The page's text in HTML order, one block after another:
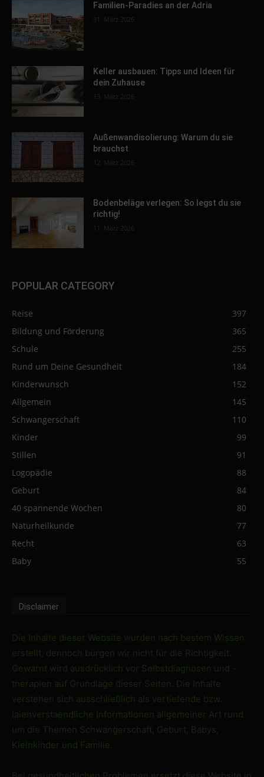
Familien-Paradies an der Adria
31. März 2026
Keller ausbauen: Tipps und Ideen für
dein Zuhause
13. März 2026
Außenwandisolierung: Warum du sie
brauchst
12. März 2026
Bodenbeläge verlegen: So legst du sie
richtig!
11. März 2026
POPULAR CATEGORY
Reise
397
Bildung und Förderung
365
Schule
255
Rund um Deine Gesundheit
184
Kinderwunsch
152
Allgemein
145
Schwangerschaft
110
Kinder
99
Stillen
91
Logopädie
88
Geburt
84
40 spannende Wochen
80
Naturheilkunde
77
Recht
63
Baby
55
Disclaimer
Die Inhalte dieser Website wurden nach bestem Wissen
erstellt, dennoch bürgen wir nicht für die Richtigkeit.
Gewarnt wird ausdrücklich vor Selbstdiagnosen und -
therapien auf Grundlage dieser Seiten. Die Inhalte
verstehen sich ausschließlich als vertiefende bzw.
laienverstaendliche Informationen allgemeiner Art rund
um die Themen Schwangerschaft, Geburt, Babys,
Kleinkinder und Familie.